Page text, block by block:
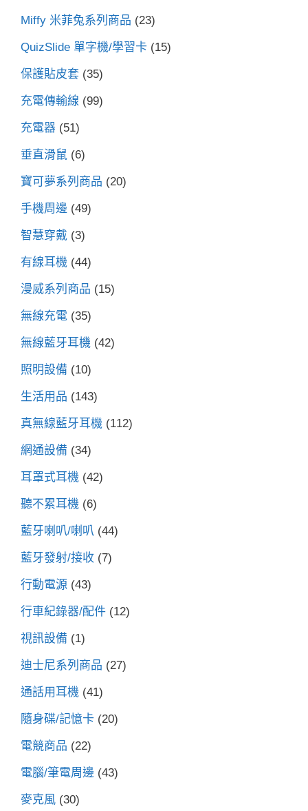
Miffy 米菲兔系列商品 (23)
QuizSlide 單字機/學習卡 (15)
保護貼皮套 (35)
充電傳輸線 (99)
充電器 (51)
垂直滑鼠 (6)
寶可夢系列商品 (20)
手機周邊 (49)
智慧穿戴 (3)
有線耳機 (44)
漫威系列商品 (15)
無線充電 (35)
無線藍牙耳機 (42)
照明設備 (10)
生活用品 (143)
真無線藍牙耳機 (112)
網通設備 (34)
耳罩式耳機 (42)
聽不累耳機 (6)
藍牙喇叭/喇叭 (44)
藍牙發射/接收 (7)
行動電源 (43)
行車紀錄器/配件 (12)
視訊設備 (1)
迪士尼系列商品 (27)
通話用耳機 (41)
隨身碟/記憶卡 (20)
電競商品 (22)
電腦/筆電周邊 (43)
麥克風 (30)